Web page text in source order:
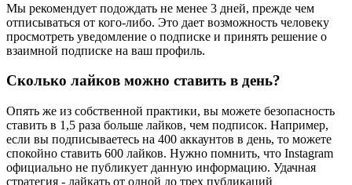
Мы рекомендует подождать не менее 3 дней, прежде чем
отписываться от кого-либо. Это дает возможность человеку
просмотреть уведомление о подписке и принять решение о
взаимной подписке на ваш профиль.
Сколько лайков можно ставить в день?
Опять же из собственной практики, вы можете безопасность
ставить в 1,5 раза больше лайков, чем подписок. Например,
если вы подписываетесь на 400 аккаунтов в день, то можете
спокойно ставить 600 лайков. Нужно помнить, что Instagram
официально не публикует данную информацию. Удачная
стратегия - лайкать от одной до трех публикаций